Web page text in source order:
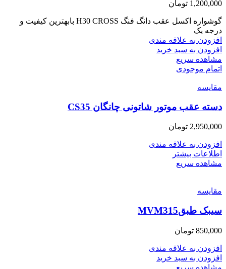
1,200,000 تومان
گوشواره اکسل عقب دانگ فنگ H30 CROSS بابهترین کیفیت و
درجه یک
افزودن به علاقه مندی
افزودن به سبد خرید
مشاهده سریع
اتمام موجودی
مقایسه
دسته عقب موتور شاتونی چانگان CS35
2,950,000 تومان
افزودن به علاقه مندی
اطلاعات بیشتر
مشاهده سریع
مقایسه
سیبک طبقMVM315
850,000 تومان
افزودن به علاقه مندی
افزودن به سبد خرید
مشاهده سریع